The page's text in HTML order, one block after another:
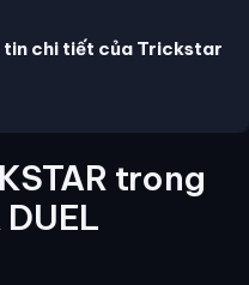
tin chi tiết của Trickstar
trong
DUEL